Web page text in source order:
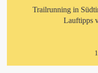
Trailrunning in
Lauftipps